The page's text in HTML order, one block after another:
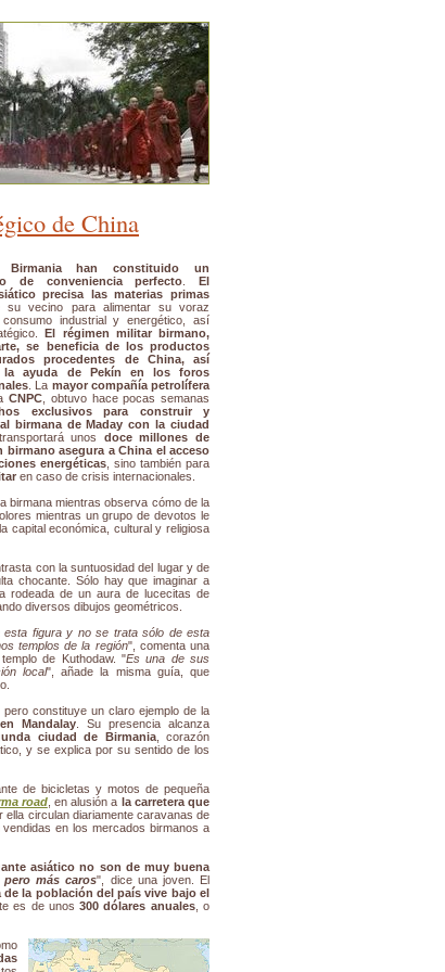
de China
han constituido un
de conveniencia perfecto
El
precisa las materias primas
su vecino para alimentar su voraz
industrial y energético, así
El régimen militar birmano,
se beneficia de los productos
procedentes de China, así
la ayuda de Pekín en los foros
. La mayor compañía petrolífera
CNPC , obtuvo hace pocas semanas
exclusivos para construir y
birmana de Maday con la ciudad
unos doce millones de
birmano asegura a China el acceso
energéticas , sino también para
en caso de crisis internacionales.
birmana mientras observa cómo de la
mientras un grupo de devotos le
capital económica, cultural y religiosa
con la suntuosidad del lugar y de
chocante. Sólo hay que imaginar a
rodeada de un aura de lucecitas de
diversos dibujos geométricos.
esta figura y no se trata sólo de esta
templos de la región", comenta una
de Kuthodaw. "Es una de sus
local", añade la misma guía, que
constituye un claro ejemplo de la
Mandalay. Su presencia alcanza
ciudad de Birmania, corazón
y se explica por su sentido de los
de bicicletas y motos de pequeña
road, en alusión a la carretera que
ella circulan diariamente caravanas de
en los mercados birmanos a
asiático no son de muy buena
pero más caros", dice una joven. El
de la población del país vive bajo el
es de unos300 dólares anuales, o